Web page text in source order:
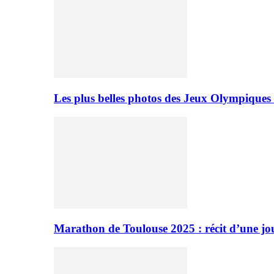
Les plus belles photos des Jeux
Marathon de Toulouse 2025 : récit d’une